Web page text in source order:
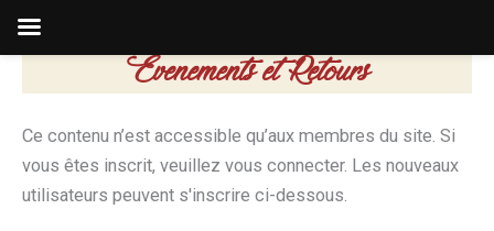
contenu
Evenements et Retours
Ce contenu n’est accessible qu’aux membres du site. Si
vous êtes inscrit, veuillez vous connecter. Les nouveaux
utilisateurs peuvent s'inscrire ci-dessous.